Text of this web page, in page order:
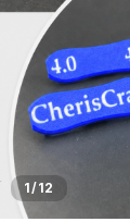
1/12